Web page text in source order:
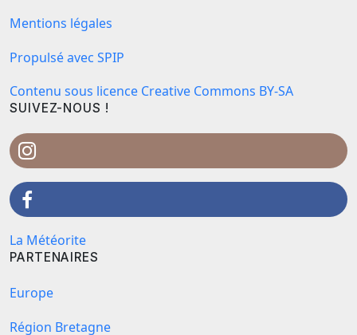
Mentions légales
Propulsé avec SPIP
Contenu sous licence Creative Commons BY-SA
SUIVEZ-NOUS !
La Météorite
PARTENAIRES
Europe
Région Bretagne